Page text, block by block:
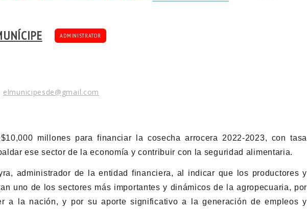
ADMINISTRATOR
elmunicipesde@gmail.com
millones para financiar la cosecha arrocera 2022-2023, con tasa
ese sector de la economía y contribuir con la seguridad alimentaria.
administrador de la entidad financiera, al indicar que los productores y
uno de los sectores más importantes y dinámicos de la agropecuaria, por
a la nación, y por su aporte significativo a la generación de empleos y